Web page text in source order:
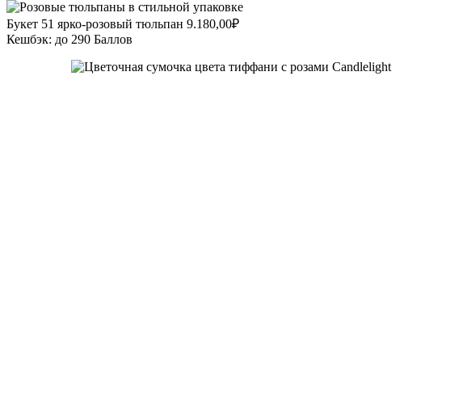
Букет 51 ярко-розовый тюльпан 9.180,00₽
Кешбэк: до 290 Баллов